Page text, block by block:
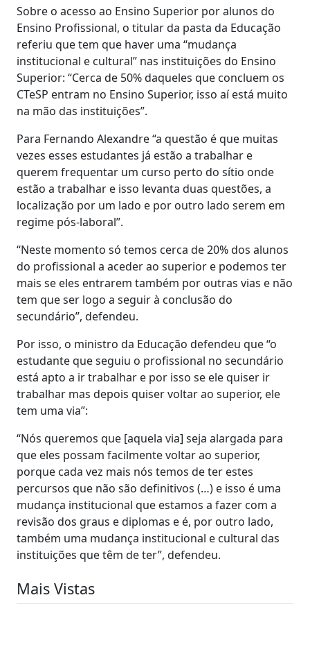
Sobre o acesso ao Ensino Superior por alunos do
Ensino Profissional, o titular da pasta da Educação
referiu que tem que haver uma “mudança
institucional e cultural” nas instituições do Ensino
Superior: “Cerca de 50% daqueles que concluem os
CTeSP entram no Ensino Superior, isso aí está muito
na mão das instituições”.
Para Fernando Alexandre “a questão é que muitas
vezes esses estudantes já estão a trabalhar e
querem frequentar um curso perto do sítio onde
estão a trabalhar e isso levanta duas questões, a
localização por um lado e por outro lado serem em
regime pós-laboral”.
“Neste momento só temos cerca de 20% dos alunos
do profissional a aceder ao superior e podemos ter
mais se eles entrarem também por outras vias e não
tem que ser logo a seguir à conclusão do
secundário”, defendeu.
Por isso, o ministro da Educação defendeu que “o
estudante que seguiu o profissional no secundário
está apto a ir trabalhar e por isso se ele quiser ir
trabalhar mas depois quiser voltar ao superior, ele
tem uma via”:
“Nós queremos que [aquela via] seja alargada para
que eles possam facilmente voltar ao superior,
porque cada vez mais nós temos de ter estes
percursos que não são definitivos (…) e isso é uma
mudança institucional que estamos a fazer com a
revisão dos graus e diplomas e é, por outro lado,
também uma mudança institucional e cultural das
instituições que têm de ter”, defendeu.
Mais Vistas